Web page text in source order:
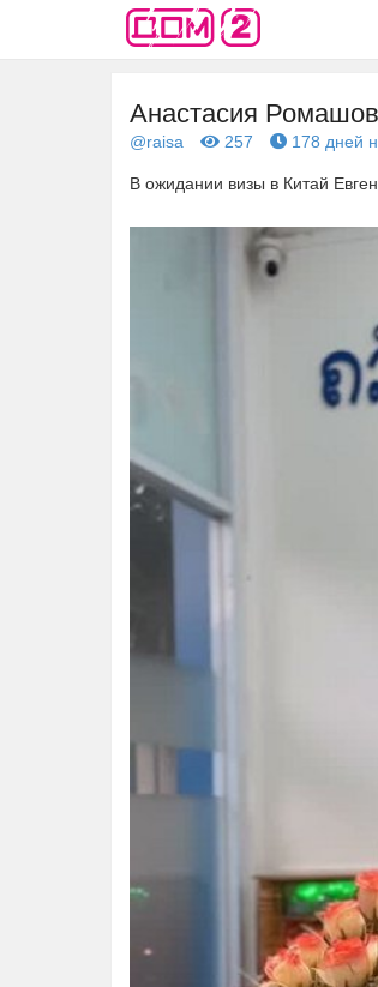
Анастасия
@raisa 257 178 дней
В ожидании визы в Китай